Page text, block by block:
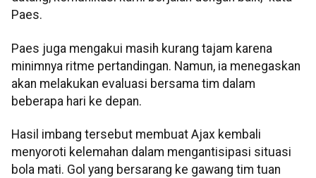
Paes.
Paes juga mengakui masih kurang tajam karena
minimnya ritme pertandingan. Namun, ia menegaskan
akan melakukan evaluasi bersama tim dalam
beberapa hari ke depan.
Hasil imbang tersebut membuat Ajax kembali
menyoroti kelemahan dalam mengantisipasi situasi
bola mati. Gol yang bersarang ke gawang tim tuan